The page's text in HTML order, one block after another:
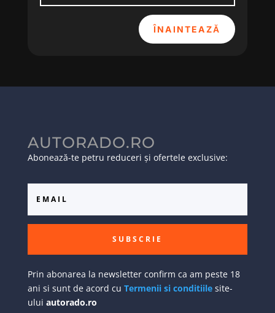
ÎNAINTEAZĂ
AUTORADO.RO
Abonează-te petru reduceri și ofertele exclusive:
SUBSCRIE
Prin abonarea la newsletter confirm ca am peste 18
ani si sunt de acord cu Termenii si conditiilesite-
ului autorado.ro